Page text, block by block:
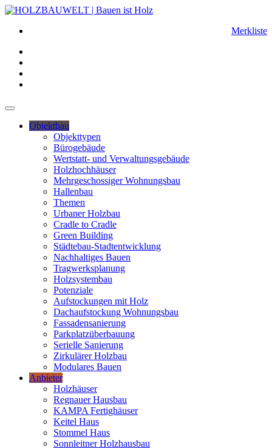
Merkliste
Objektbau
Objekttypen
Bürogebäude
Wertstatt- und Verwaltungsgebäude
Holzhochhäuser
Mehrgeschossiger Wohnungsbau
Hallenbau
Themen
Urbaner Holzbau
Cradle to Cradle
Green Building
Städtebau-Stadtentwicklung
Nachhaltiges Bauen
Tragwerksplanung
Holzsystembau
Potenziale
Aufstockungen mit Holz
Dachaufstockung Wohnungsbau
Fassadensanierung
Parkplatzüberbauung
Serielle Sanierung
Zirkulärer Holzbau
Modulares Bauen
Anbieter
Holzhäuser
Regnauer Hausbau
KAMPA Fertighäuser
Keitel Haus
Stommel Haus
Sonnleitner Holzhausbau